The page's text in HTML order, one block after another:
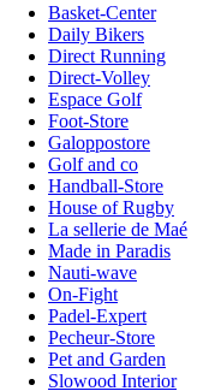
Basket-Center
Daily Bikers
Direct Running
Direct-Volley
Espace Golf
Foot-Store
Galoppostore
Golf and co
Handball-Store
House of Rugby
La sellerie de Maé
Made in Paradis
Nauti-wave
On-Fight
Padel-Expert
Pecheur-Store
Pet and Garden
Slowood Interior